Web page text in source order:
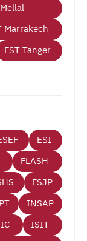
Marrakech
FST Tanger
ESI
FLASH
FSJP
INSAP
ISIT